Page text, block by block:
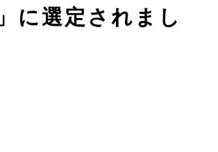
に選定されまし